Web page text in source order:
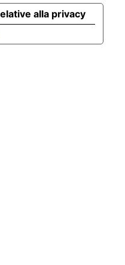
alla privacy